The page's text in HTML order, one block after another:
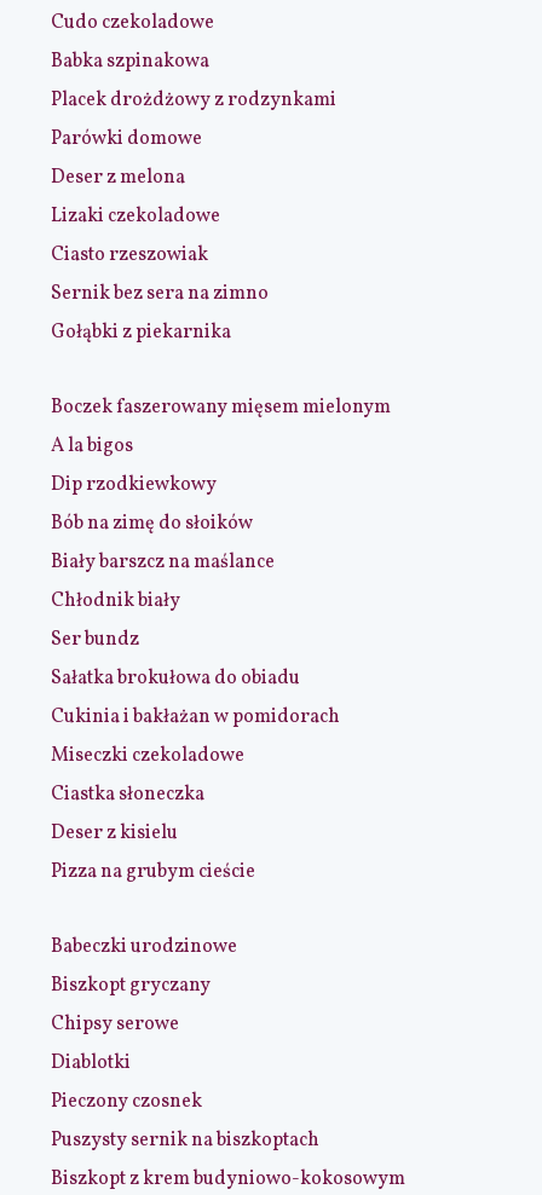
Cudo czekoladowe
Babka szpinakowa
Placek drożdżowy z rodzynkami
Parówki domowe
Deser z melona
Lizaki czekoladowe
Ciasto rzeszowiak
Sernik bez sera na zimno
Gołąbki z piekarnika
Boczek faszerowany mięsem mielonym
A la bigos
Dip rzodkiewkowy
Bób na zimę do słoików
Biały barszcz na maślance
Chłodnik biały
Ser bundz
Sałatka brokułowa do obiadu
Cukinia i bakłażan w pomidorach
Miseczki czekoladowe
Ciastka słoneczka
Deser z kisielu
Pizza na grubym cieście
Babeczki urodzinowe
Biszkopt gryczany
Chipsy serowe
Diablotki
Pieczony czosnek
Puszysty sernik na biszkoptach
Biszkopt z krem budyniowo-kokosowym